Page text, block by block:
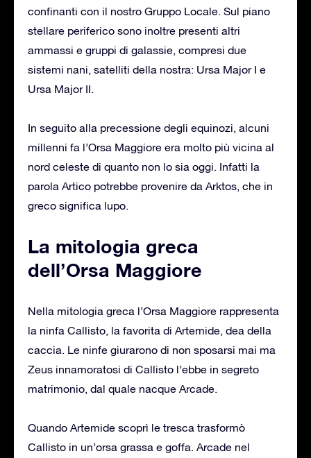
confinanti con il nostro Gruppo Locale. Sul piano
stellare periferico sono inoltre presenti altri
ammassi e gruppi di galassie, compresi due
sistemi nani, satelliti della nostra: Ursa Major I e
Ursa Major II.
In seguito alla precessione degli equinozi, alcuni
millenni fa l’Orsa Maggiore era molto più vicina al
nord celeste di quanto non lo sia oggi. Infatti la
parola Artico potrebbe provenire da Arktos, che in
greco significa lupo.
La mitologia greca
dell’Orsa Maggiore
Nella mitologia greca l’Orsa Maggiore rappresenta
la ninfa Callisto, la favorita di Artemide, dea della
caccia. Le ninfe giurarono di non sposarsi mai ma
Zeus innamoratosi di Callisto l’ebbe in segreto
matrimonio, dal quale nacque Arcade.
Quando Artemide scoprì le tresca trasformò
Callisto in un’orsa grassa e goffa. Arcade nel